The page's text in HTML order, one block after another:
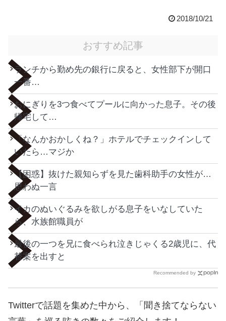
2018/10/21
おすすめ記事
ランチから勤め先の銀行に戻ると、女性部下が開口
一番…
おにぎりを3つ食べてプールに向かった息子。その後
帰宅して…
「なんかおかしくね？」ホテルでチェックインして
いたら…マジか
【困惑】抜けた親知らずを見た歯科助手の女性が…
思わぬ一言
イカのぬいぐるみを欲しがる息子をいなしていた
ら、水族館職員が
最後の一つを兄に食べられ泣きじゃくる2歳児に、代
替案を出すと
Recommended by
Twitterで話題を集めた中から、「聞き捨てならない